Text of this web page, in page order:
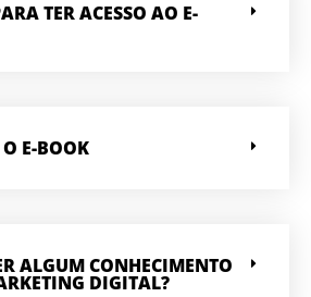
TER ACESSO AO E-
E-BOOK
ALGUM CONHECIMENTO
DIGITAL?